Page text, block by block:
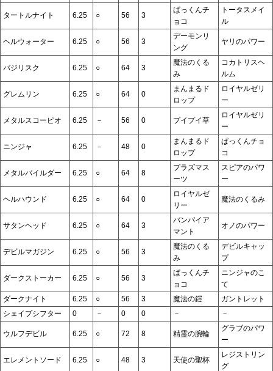
タートルナイト 6.25 ○ 56 3
ぱっくんチ
ョコ
トータスメイ
ル
ヘルウォーター 6.25 ○ 56 3
デーモンリ
ング
ヤリのパワー
バジリスク 6.25 ○ 64 3
魔法のくる
み
コカトリスヘ
ルム
グレムリン 6.25 ○ 64 0
まんまるド
ロップ
ロイヤルゼリ
ー
メタルスコーピオ 6.25 － 56 0 プイプイ草
ロイヤルゼリ
ー
ニンジャ 6.25 － 48 0
まんまるド
ロップ
ぱっくんチョ
コ
メタルバイルダー 6.25 ○ 64 8
プラズマス
ーツ
スピアのパワ
ー
ヘルハウンド 6.25 ○ 64 0
ロイヤルゼ
リー
魔法のくるみ
サタンヘッド 6.25 ○ 64 3
バンパイア
マント
オノのパワー
デビルマガジン 6.25 ○ 56 3
魔法のくる
み
デビルキャッ
プ
ダークストーカー 6.25 ○ 56 3
ぱっくんチ
ョコ
ニンジャのこ
て
ダークナイト
6.25 ○ 56 3 魔法の鎧
ガントレット
シェイプシフター
0 － 0 0 － －
ウルフデビル 6.25 ○ 72 8 精霊の腕輪
グラブのパワ
ー
エレメントソード 6.25 ○ 48 3 天使の聖杯
レジストリン
グ